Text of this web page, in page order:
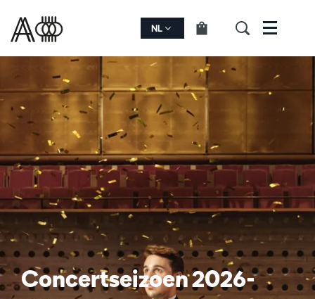
NL Menu
Concertseizoen 2026-